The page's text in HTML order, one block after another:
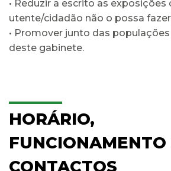
• Reduzir a escrito as exposições
utente/cidadão não o possa
• Promover junto das
deste gabinete.
HORÁRIO,
FUNCIONAMENTO
CONTACTOS